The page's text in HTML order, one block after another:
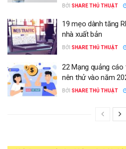
BỞI SHARE THỦ THUẬT
19 mẹo dành tăng
nhà xuất bản
BỞI SHARE THỦ THUẬT
22 Mạng quảng
nên thử vào năm
BỞI SHARE THỦ THUẬT